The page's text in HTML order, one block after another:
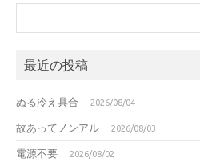
最近の投稿
ぬる冷え具合 2026/08/04
故あってノンアル 2026/08/03
電源不要 2026/08/02